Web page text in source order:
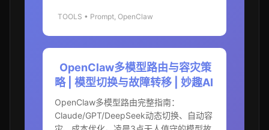
TOOLS • Prompt, OpenClaw
OpenClaw多模型路由与容灾策
略 | 模型切换与故障转移 | 妙趣AI
OpenClaw多模型路由完整指南：
Claude/GPT/DeepSeek动态切换、自动容